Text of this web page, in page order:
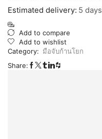
Estimated delivery: 5 days
Add to compare
Add to wishlist
Category: มือจับก้านโยก
Share: